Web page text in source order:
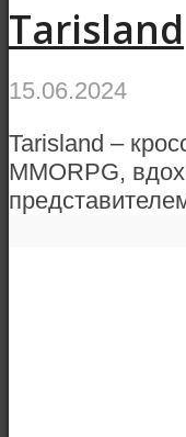
Tarisland
15.06.2024
Tarisland –
MMORPG,